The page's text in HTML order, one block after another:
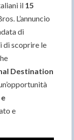
il 15
L’annuncio
di
di scoprire le
Destination
e